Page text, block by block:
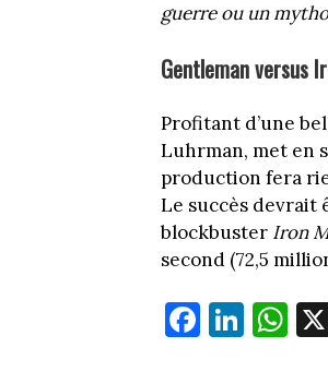
guerre ou un
Gentleman versus
Profitant d’une
Luhrman, met en
production fera
Le succès devrait
blockbuster Iron
second (72,5
Fa
ce
Li
nk
W
ha